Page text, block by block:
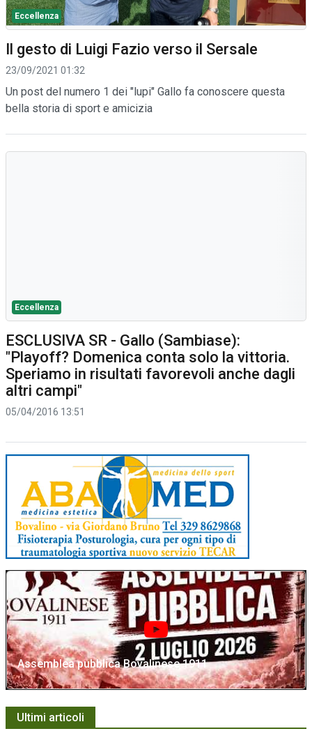
Eccellenza
Il gesto di Luigi Fazio verso il Sersale
23/09/2021 01:32
Un post del numero 1 dei "lupi" Gallo fa conoscere questa
bella storia di sport e amicizia
Eccellenza
ESCLUSIVA SR - Gallo (Sambiase):
"Playoff? Domenica conta solo la vittoria.
Speriamo in risultati favorevoli anche dagli
altri campi"
05/04/2016 13:51
Assemblea pubblica Bovalinese 1911
Ultimi articoli